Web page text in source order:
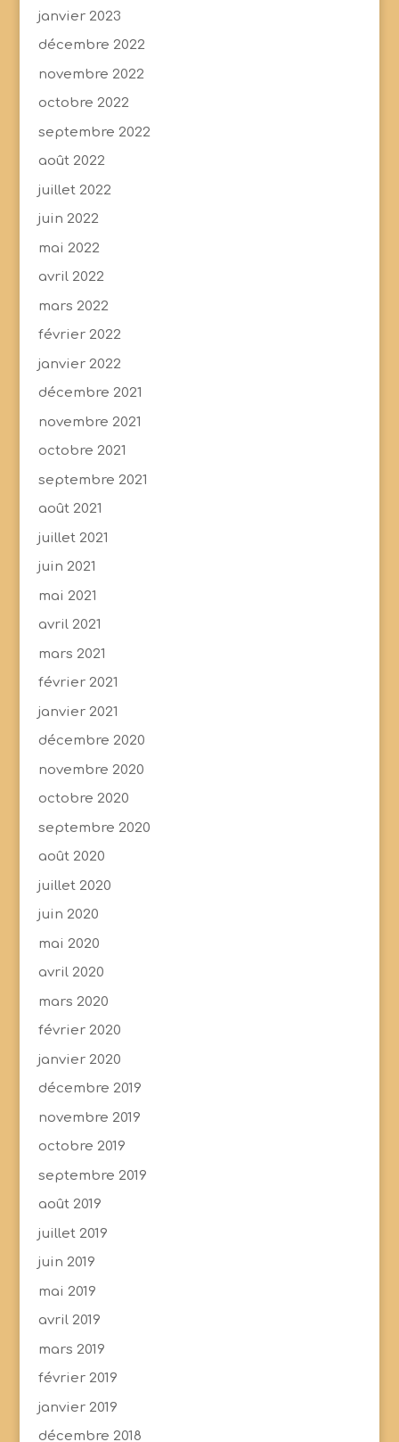
janvier 2023
décembre 2022
novembre 2022
octobre 2022
septembre 2022
août 2022
juillet 2022
juin 2022
mai 2022
avril 2022
mars 2022
février 2022
janvier 2022
décembre 2021
novembre 2021
octobre 2021
septembre 2021
août 2021
juillet 2021
juin 2021
mai 2021
avril 2021
mars 2021
février 2021
janvier 2021
décembre 2020
novembre 2020
octobre 2020
septembre 2020
août 2020
juillet 2020
juin 2020
mai 2020
avril 2020
mars 2020
février 2020
janvier 2020
décembre 2019
novembre 2019
octobre 2019
septembre 2019
août 2019
juillet 2019
juin 2019
mai 2019
avril 2019
mars 2019
février 2019
janvier 2019
décembre 2018